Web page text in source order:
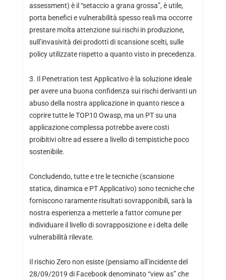
assessment) è il “setaccio a grana grossa”, è utile,
porta benefici e vulnerabilità spesso reali ma occorre
prestare molta attenzione sui rischi in produzione,
sull’invasività dei prodotti di scansione scelti, sulle
policy utilizzate rispetto a quanto visto in precedenza.
3. Il Penetration test Applicativo è la soluzione ideale
per avere una buona confidenza sui rischi derivanti un
abuso della nostra applicazione in quanto riesce a
coprire tutte le TOP10 Owasp, ma un PT su una
applicazione complessa potrebbe avere costi
proibitivi oltre ad essere a livello di tempistiche poco
sostenibile.
Concludendo, tutte e tre le tecniche (scansione
statica, dinamica e PT Applicativo) sono tecniche che
forniscono raramente risultati sovrapponibili, sarà la
nostra esperienza a metterle a fattor comune per
individuare il livello di sovrapposizione e i delta delle
vulnerabilità rilevate.
Il rischio Zero non esiste (pensiamo all’incidente del
28/09/2019 di Facebook denominato “view as” che